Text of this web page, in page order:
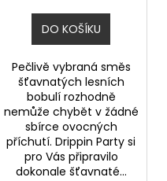
DO KOŠÍKU
Pečlivě vybraná směs
šťavnatých lesních
bobulí rozhodně
nemůže chybět v žádné
sbírce ovocných
příchutí. Drippin Party si
pro Vás připravilo
dokonale šťavnaté...